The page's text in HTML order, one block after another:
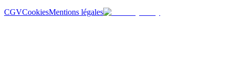
CGVCookiesMentions légales